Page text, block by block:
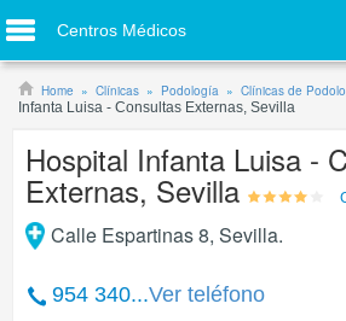
Centros Médicos
Home Clínicas Podología Clínicas de
Infanta Luisa - Consultas Externas, Sevilla
Hospital Infanta Luisa -
Externas, Sevilla
Calle Espartinas 8, Sevilla.
954 340...Ver teléfono